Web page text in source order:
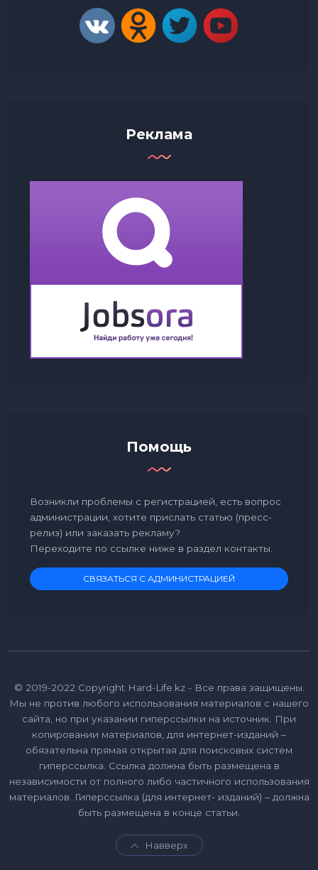
Реклама
Помощь
Возникли проблемы с регистрацией, есть вопрос
администрации, хотите прислать статью (пресс-
релиз) или заказать рекламу?
Переходите по ссылке ниже в раздел контакты.
СВЯЗАТЬСЯ С АДМИНИСТРАЦИЕЙ
© 2019-2022 Copyright Hard-Life.kz - Все права защищены.
Мы не против любого использования материалов с нашего
сайта, но при указании гиперссылки на источник. При
копировании материалов, для интернет-изданий –
обязательна прямая открытая для поисковых систем
гиперссылка. Ссылка должна быть размещена в
независимости от полного либо частичного использования
материалов. Гиперссылка (для интернет- изданий) – должна
быть размещена в конце статьи.
Навверх